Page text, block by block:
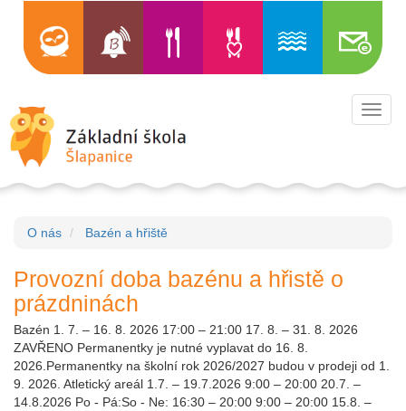
O nás Bazén a hřiště
Provozní doba bazénu a hřistě o
prázdninách
Bazén 1. 7. – 16. 8. 2026 17:00 – 21:00 17. 8. – 31. 8. 2026
ZAVŘENO Permanentky je nutné vyplavat do 16. 8.
2026.Permanentky na školní rok 2026/2027 budou v prodeji od 1.
9. 2026. Atletický areál 1.7. – 19.7.2026 9:00 – 20:00 20.7. –
14.8.2026 Po - Pá:So - Ne: 16:30 – 20:00 9:00 – 20:00 15.8. –